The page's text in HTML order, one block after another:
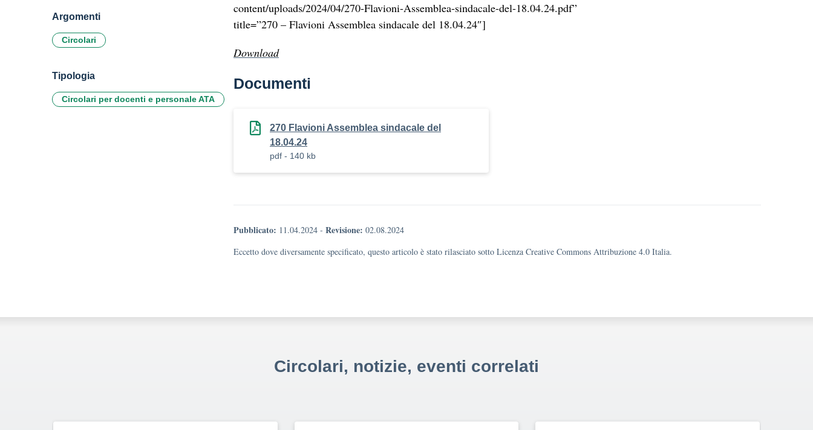
content/uploads/2024/04/270-Flavioni-Assemblea-sindacale-del-18.04.24.pdf”
title=”270 – Flavioni Assemblea sindacale del 18.04.24″]
Download
Documenti
270 Flavioni Assemblea sindacale del
18.04.24
pdf - 140 kb
Pubblicato: 11.04.2024 - Revisione: 02.08.2024
Eccetto dove diversamente specificato, questo articolo è stato rilasciato sotto Licenza Creative Commons Attribuzione 4.0 Italia.
Argomenti
Circolari
Tipologia
Circolari per docenti e personale ATA
Circolari, notizie, eventi correlati